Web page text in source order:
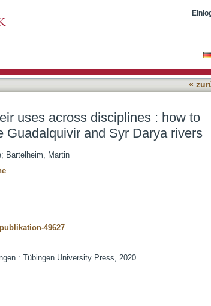
how to grasp Riparian relations
«
uses across disciplines : how to
Guadalquivir and Syr Darya rivers
; Bartelheim, Martin
49627
: Tübingen University Press, 2020